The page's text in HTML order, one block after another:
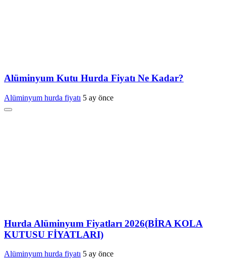
Alüminyum Kutu Hurda Fiyatı Ne Kadar?
Alüminyum hurda fiyatı 5 ay önce
Hurda Alüminyum Fiyatları 2026(BİRA KOLA
KUTUSU FİYATLARI)
Alüminyum hurda fiyatı 5 ay önce